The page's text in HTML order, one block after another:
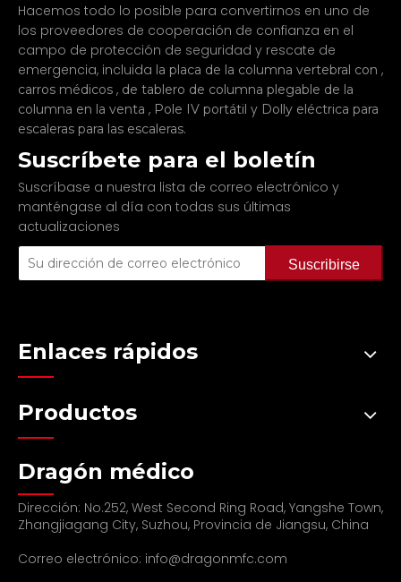
Hacemos todo lo posible para convertirnos en uno de
los proveedores de cooperación de confianza en el
campo de protección de seguridad y rescate de
emergencia, incluida la placa de la columna vertebral con ,
carros médicos , de tablero de columna plegable de la
columna en la venta , Pole IV portátil y Dolly eléctrica para
escaleras para las escaleras.
Suscríbete para el boletín
Suscríbase a nuestra lista de correo electrónico y
manténgase al día con todas sus últimas
actualizaciones
Suscribirse
Enlaces rápidos
Productos
Dragón médico
Dirección: No.252, West Second Ring Road, Yangshe Town,
Zhangjiagang City, Suzhou, Provincia de Jiangsu, China
Correo electrónico: info@dragonmfc.com